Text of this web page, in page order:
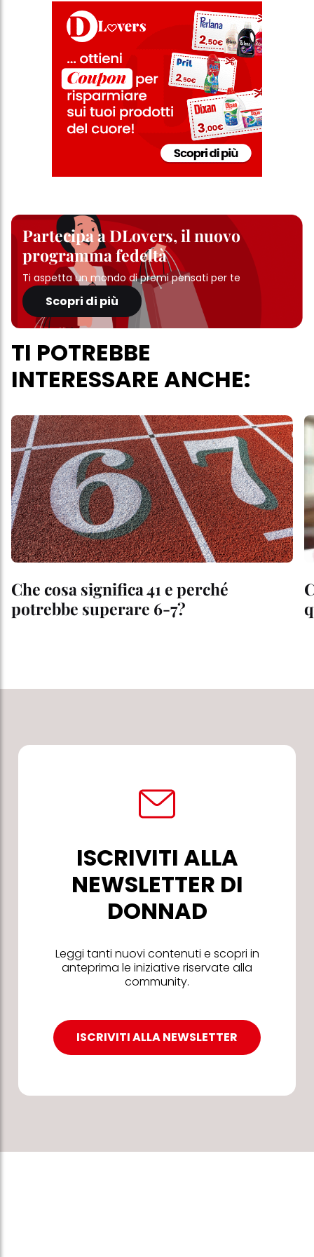
Partecipa a DLovers, il nuovo
programma fedeltà
Ti aspetta un mondo di premi pensati per te
Scopri di più
TI POTREBBE
INTERESSARE ANCHE:
Che cosa significa 41 e perché
potrebbe superare 6-7?
ISCRIVITI ALLA
NEWSLETTER DI
DONNAD
Leggi tanti nuovi contenuti e scopri in
anteprima le iniziative riservate alla
community.
ISCRIVITI ALLA NEWSLETTER